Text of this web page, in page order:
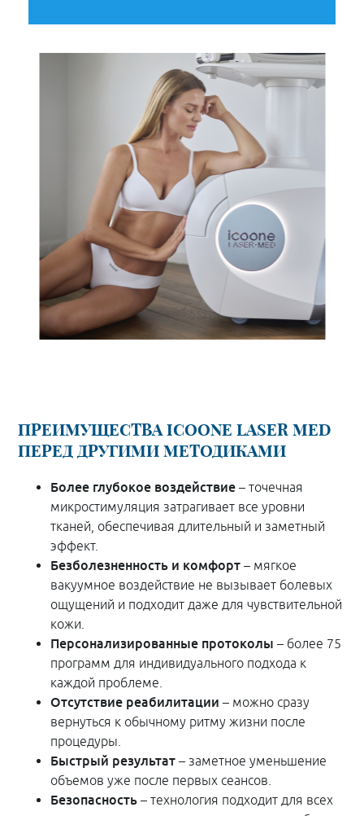
ПРЕИМУЩЕСТВА ICOONE LASER MED
ПЕРЕД ДРУГИМИ МЕТОДИКАМИ
Более глубокое воздействие – точечная
микростимуляция затрагивает все уровни
тканей, обеспечивая длительный и заметный
эффект.
Безболезненность и комфорт – мягкое
вакуумное воздействие не вызывает болевых
ощущений и подходит даже для чувствительной
кожи.
Персонализированные протоколы – более 75
программ для индивидуального подхода к
каждой проблеме.
Отсутствие реабилитации – можно сразу
вернуться к обычному ритму жизни после
процедуры.
Быстрый результат – заметное уменьшение
объемов уже после первых сеансов.
Безопасность – технология подходит для всех